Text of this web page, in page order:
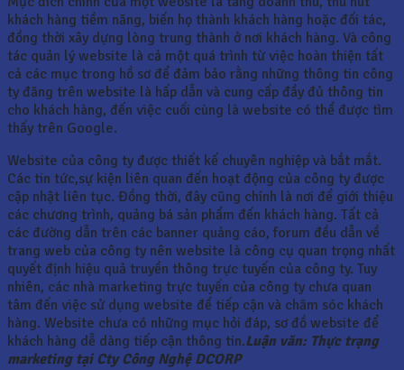
khách hàng tiềm năng, biến họ thành khách hàng hoặc đối tác,
đồng thời xây dựng lòng trung thành ở nơi khách hàng. Và công
tác quản lý website là cả một quá trình từ việc hoàn thiện tất
cả các mục trong hồ sơ để đảm bảo rằng những thông tin công
ty đăng trên website là hấp dẫn và cung cấp đầy đủ thông tin
cho khách hàng, đến việc cuối cùng là website có thể được tìm
thấy trên Google.
Website của công ty được thiết kế chuyên nghiệp và bắt mắt.
Các tin tức,sự kiện liên quan đến hoạt động của công ty được
cập nhật liên tục. Đồng thời, đây cũng chính là nơi để giới thiệu
các chương trình, quảng bá sản phẩm đến khách hàng. Tất cả
các đường dẫn trên các banner quảng cáo, forum đều dẫn về
trang web của công ty nên website là công cụ quan trọng nhất
quyết định hiệu quả truyền thông trực tuyến của công ty. Tuy
nhiên, các nhà marketing trực tuyến của công ty chưa quan
tâm đến việc sử dụng website để tiếp cận và chăm sóc khách
hàng. Website chưa có những mục hỏi đáp, sơ đồ website để
khách hàng dễ dàng tiếp cận thông tin.Luận văn: Thực trạng
marketing tại Cty Công Nghệ DCORP